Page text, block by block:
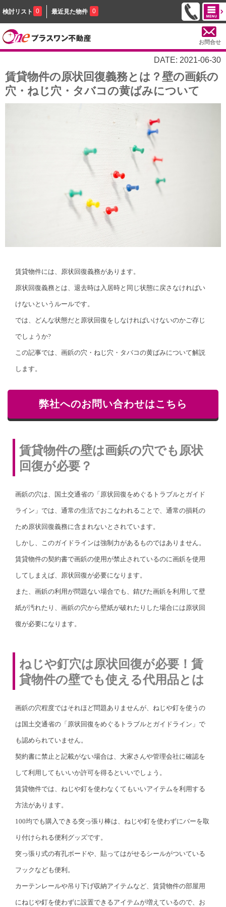
検討リスト 0 最近見た物件 0
お問合せ
DATE: 2021-06-30
賃貸物件の原状回復義務とは？壁の画鋲の
穴・ねじ穴・タバコの黄ばみについて
賃貸物件には、原状回復義務があります。
原状回復義務とは、退去時は入居時と同じ状態に戻さなければい
けないというルールです。
では、どんな状態だと原状回復をしなければいけないのかご存じ
でしょうか?
この記事では、画鋲の穴・ねじ穴・タバコの黄ばみについて解説
します。
弊社へのお問い合わせはこちら
賃貸物件の壁は画鋲の穴でも原状
回復が必要？
画鋲の穴は、国土交通省の「原状回復をめぐるトラブルとガイド
ライン」では、通常の生活でおこなわれることで、通常の損耗の
ため原状回復義務に含まれないとされています。
しかし、このガイドラインは強制力があるものではありません。
賃貸物件の契約書で画鋲の使用が禁止されているのに画鋲を使用
してしまえば、原状回復が必要になります。
また、画鋲の利用が問題ない場合でも、錆びた画鋲を利用して壁
紙が汚れたり、画鋲の穴から壁紙が破れたりした場合には原状回
復が必要になります。
ねじや釘穴は原状回復が必要！賃
貸物件の壁でも使える代用品とは
画鋲の穴程度ではそれほど問題ありませんが、ねじや釘を使うの
は国土交通省の「原状回復をめぐるトラブルとガイドライン」で
も認められていません。
契約書に禁止と記載がない場合は、大家さんや管理会社に確認を
して利用してもいいか許可を得るといいでしょう。
賃貸物件では、ねじや釘を使わなくてもいいアイテムを利用する
方法があります。
100均でも購入できる突っ張り棒は、ねじや釘を使わずにバーを取
り付けられる便利グッズです。
突っ張り式の有孔ボードや、貼ってはがせるシールがついている
フックなども便利。
カーテンレールや吊り下げ収納アイテムなど、賃貸物件の部屋用
にねじや釘を使わずに設置できるアイテムが増えているので、お